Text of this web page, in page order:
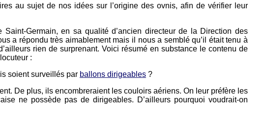
au sujet de nos idées sur l’origine des ovnis, afin de vérifier leur
Germain, en sa qualité d’ancien directeur de la Direction des
a répondu très aimablement mais il nous a semblé qu’il était tenu à
rien de surprenant. Voici résumé en substance le contenu de
:
soient surveillés par ballons dirigeables ?
De plus, ils encombreraient les couloirs aériens. On leur préfère les
ne possède pas de dirigeables. D’ailleurs pourquoi voudrait-on